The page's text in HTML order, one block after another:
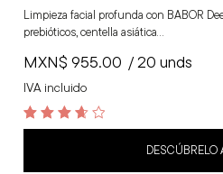
Limpieza facial profunda con BABOR
prebióticos, centella asiática…
MXN$ 955.00
IVA incluido
/ 20 unds
3.7
DESCÚBRELO